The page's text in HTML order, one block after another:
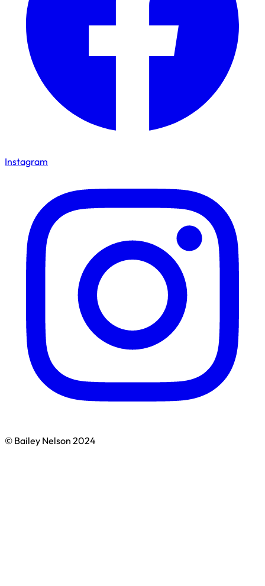
Instagram
© Bailey Nelson 2024